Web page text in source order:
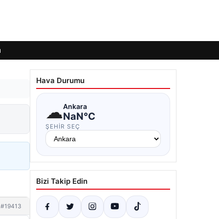
#19413
Hava Durumu
☁Ankara
NaN°C
ŞEHIR SEÇ
Bizi Takip Edin